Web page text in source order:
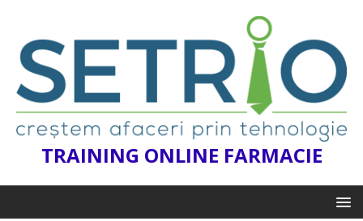
TRAINING ONLINE FARMACIE